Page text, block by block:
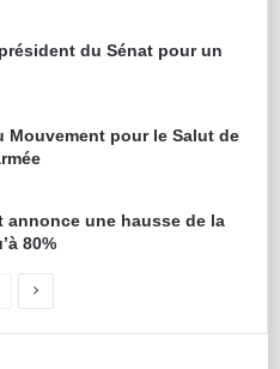
du Sénat pour un
Mouvement pour le Salut de
annonce une hausse de la
80%